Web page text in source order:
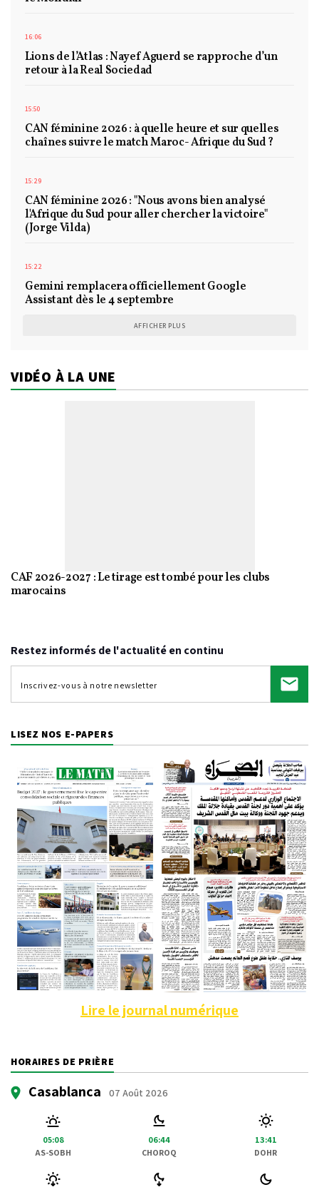
16:06
Lions de l’Atlas : Nayef Aguerd se rapproche d’un
retour à la Real Sociedad
15:50
CAN féminine 2026 : à quelle heure et sur quelles
chaînes suivre le match Maroc- Afrique du Sud ?
15:29
CAN féminine 2026 : "Nous avons bien analysé
l'Afrique du Sud pour aller chercher la victoire"
(Jorge Vilda)
15:22
Gemini remplacera officiellement Google
Assistant dès le 4 septembre
AFFICHER PLUS
VIDÉO À LA UNE
CAF 2026-2027 : Le tirage est tombé pour les clubs
marocains
Restez informés de l'actualité en continu
LISEZ NOS E-PAPERS
Lire le journal numérique
HORAIRES DE PRIÈRE
Casablanca 07 Août 2026
05:08
AS-SOBH
06:44
CHOROQ
13:41
DOHR